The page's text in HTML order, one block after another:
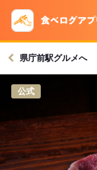
県庁前駅グルメへ
公式
戻る